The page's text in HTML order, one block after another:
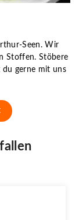
Seen. Wir
Stoffen. Stöbere
du gerne mit uns